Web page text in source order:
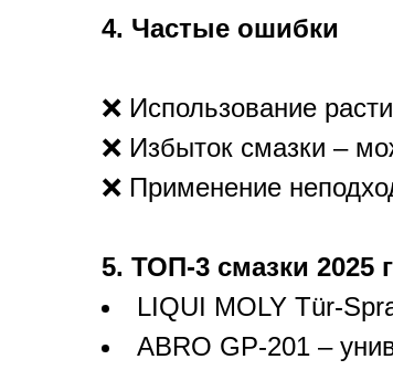
4. Частые ошибки
❌ Использование
❌ Избыток смазки –
❌ Применение
5. ТОП-3 смазки 2025
LIQUI MOLY Tür-
ABRO GP-201 –